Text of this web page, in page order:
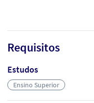
Requisitos
Estudos
Ensino Superior